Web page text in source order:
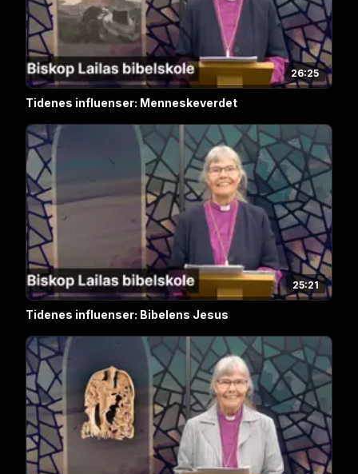
26:25
Tidenes influenser: Menneskeverdet
25:21
Tidenes influenser: Bibelens Jesus